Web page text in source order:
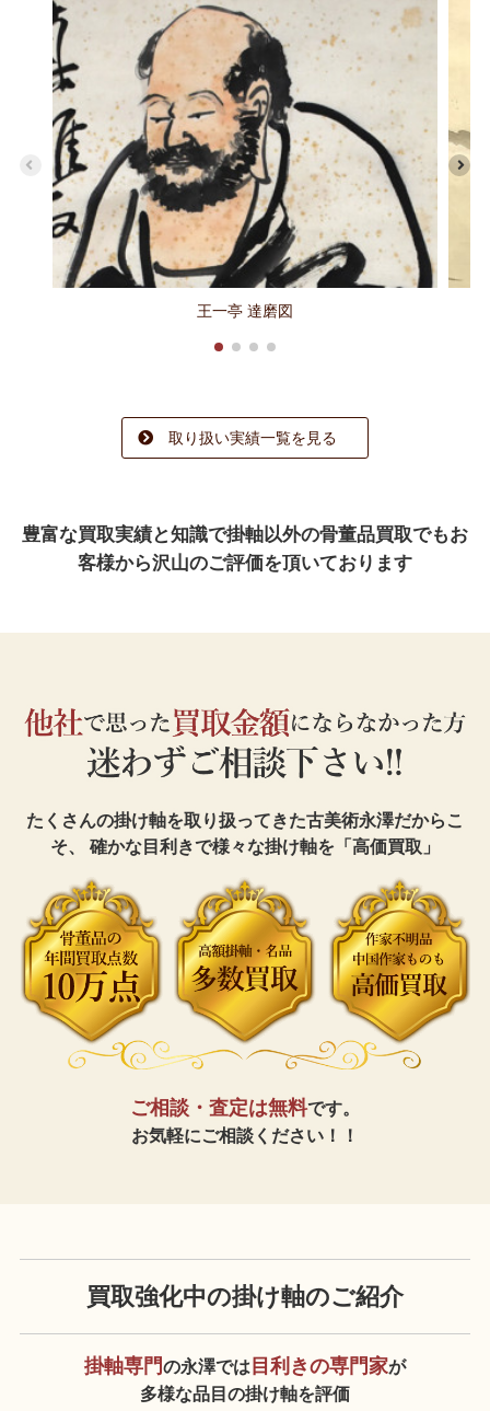
王一亭 達磨図
取り扱い実績一覧を見る
豊富な買取実績と知識で掛軸以外の骨董品買取でもお
客様から沢山のご評価を頂いております
たくさんの掛け軸を取り扱ってきた古美術永澤だからこ
そ、 確かな目利きで様々な掛け軸を「高価買取」
ご相談・査定は無料です。
お気軽にご相談ください！！
買取強化中の掛け軸のご紹介
掛軸専門の永澤では 目利きの専門家が
多様な品目の掛け軸を評価